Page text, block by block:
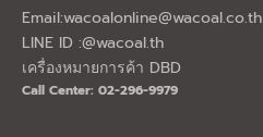
Email:wacoalonline@wacoal.co.th
LINE ID :@wacoal.th
เครื่องหมายการค้า DBD
Call Center: 02-296-9979